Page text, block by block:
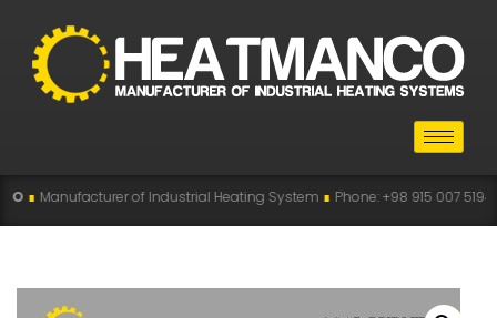
of Industrial Heating System∎Phone: +98 915 007 5194 , +98 915 112